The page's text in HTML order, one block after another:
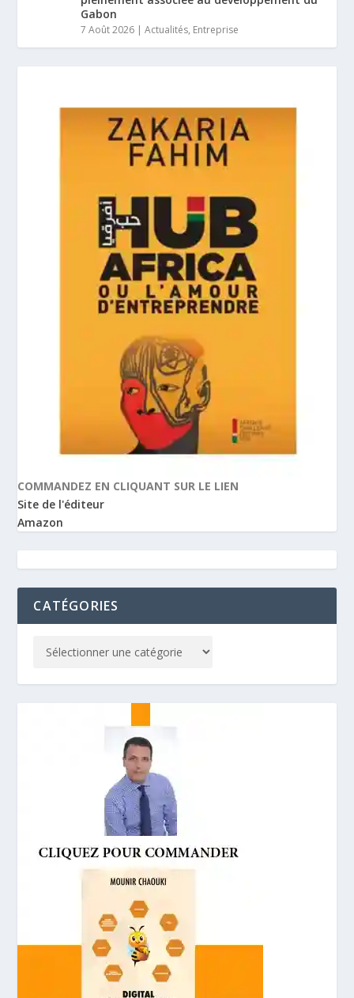
Gabon
7 Août 2026 |Actualités, Entreprise
COMMANDEZ EN CLIQUANT SUR LE LIEN
Site de l'éditeur
Amazon
CATÉGORIES